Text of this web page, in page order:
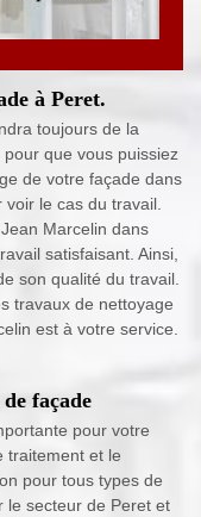
à Peret.
toujours de la
que vous puissiez
de votre façade dans
le cas du travail.
Marcelin dans
satisfaisant. Ainsi,
son qualité du travail.
travaux de nettoyage
est à votre service.
façade
pour votre
traitement et le
pour tous types de
le secteur de Peret et